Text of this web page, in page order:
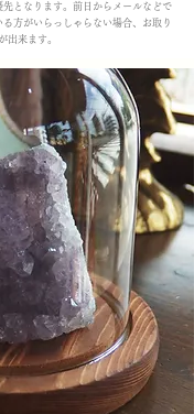
となります。前日からメールなどで
方がいらっしゃらない場合、お取り
出来ます。